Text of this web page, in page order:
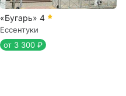
«Бугарь» 4
Ессентуки
от 3 300 ₽